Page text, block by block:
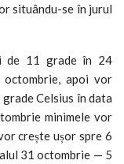
situându-se în jurul
de 11 grade în 24
apoi vor
Celsius în data
minimele vor
crește ușor spre 6
31 octombrie — 5